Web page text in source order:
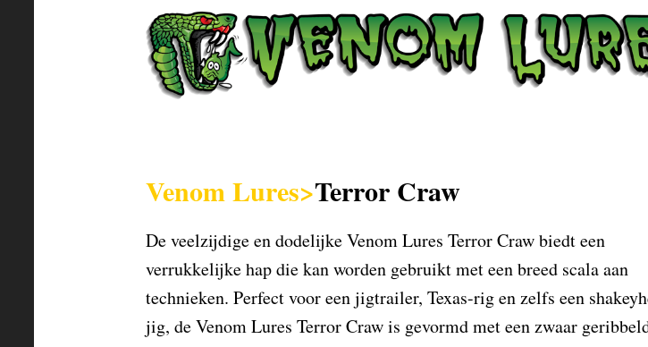
Venom Lures>Terror Craw
De veelzijdige en dodelijke Venom Lures Terror Craw biedt een
verrukkelijke hap die kan worden gebruikt met een breed scala aan
technieken. Perfect voor een jigtrailer, Texas-rig en zelfs een
jig, de Venom Lures Terror Craw is gevormd met een zwaar